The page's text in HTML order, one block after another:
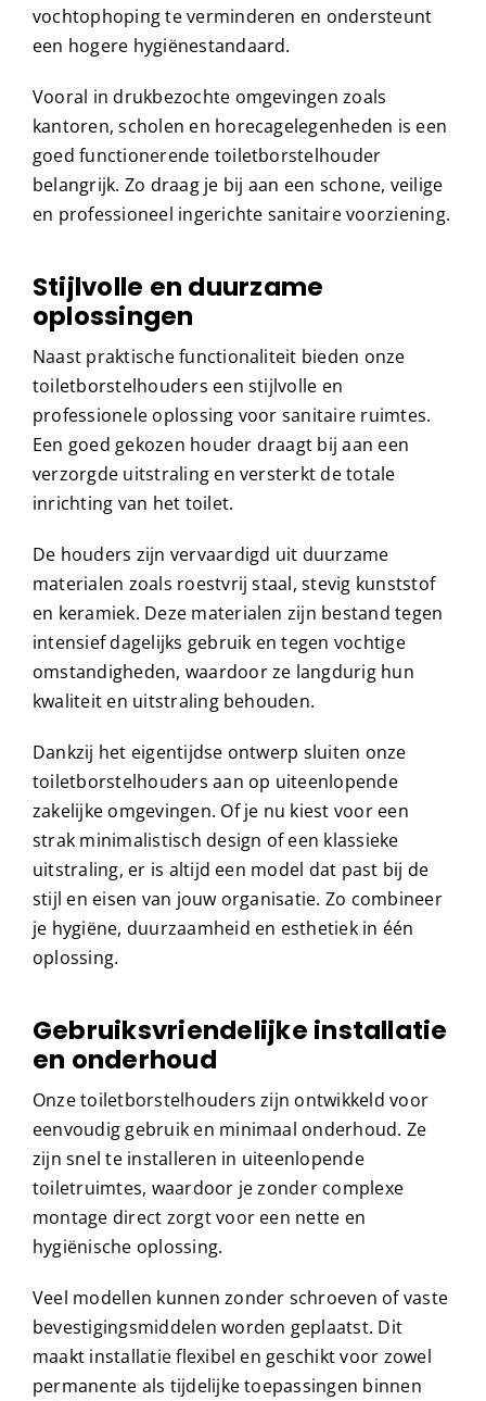
vochtophoping te verminderen en ondersteunt
een hogere hygiënestandaard.
Vooral in drukbezochte omgevingen zoals
kantoren, scholen en horecagelegenheden is een
goed functionerende toiletborstelhouder
belangrijk. Zo draag je bij aan een schone, veilige
en professioneel ingerichte sanitaire voorziening.
Stijlvolle en duurzame
oplossingen
Naast praktische functionaliteit bieden onze
toiletborstelhouders een stijlvolle en
professionele oplossing voor sanitaire ruimtes.
Een goed gekozen houder draagt bij aan een
verzorgde uitstraling en versterkt de totale
inrichting van het toilet.
De houders zijn vervaardigd uit duurzame
materialen zoals roestvrij staal, stevig kunststof
en keramiek. Deze materialen zijn bestand tegen
intensief dagelijks gebruik en tegen vochtige
omstandigheden, waardoor ze langdurig hun
kwaliteit en uitstraling behouden.
Dankzij het eigentijdse ontwerp sluiten onze
toiletborstelhouders aan op uiteenlopende
zakelijke omgevingen. Of je nu kiest voor een
strak minimalistisch design of een klassieke
uitstraling, er is altijd een model dat past bij de
stijl en eisen van jouw organisatie. Zo combineer
je hygiëne, duurzaamheid en esthetiek in één
oplossing.
Gebruiksvriendelijke installatie
en onderhoud
Onze toiletborstelhouders zijn ontwikkeld voor
eenvoudig gebruik en minimaal onderhoud. Ze
zijn snel te installeren in uiteenlopende
toiletruimtes, waardoor je zonder complexe
montage direct zorgt voor een nette en
hygiënische oplossing.
Veel modellen kunnen zonder schroeven of vaste
bevestigingsmiddelen worden geplaatst. Dit
maakt installatie flexibel en geschikt voor zowel
permanente als tijdelijke toepassingen binnen